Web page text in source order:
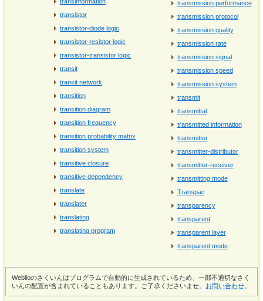
transistor
transistor-diode logic
transistor-resistor logic
transistor-transistor logic
transit
transit network
transition
transition diagram
transition frequency
transition probability matrix
transition system
transitive closure
transitive dependency
translate
translater
translating
translating program
transmission performance
transmission protocol
transmission quality
transmission rate
transmission signal
transmission speed
transmission system
transmit
transmittal
transmitted information
transmitter
transmitter-distributor
transmitter-receiver
transmitting mode
Transpac
transparency
transparent
transparent layer
transparent mode
Weblioのさくいんはプログラムで自動的に生成されているため、一部不適切なさく
いんの配置が含まれていることもあります。ご了承くださいませ。 お問い合わせ